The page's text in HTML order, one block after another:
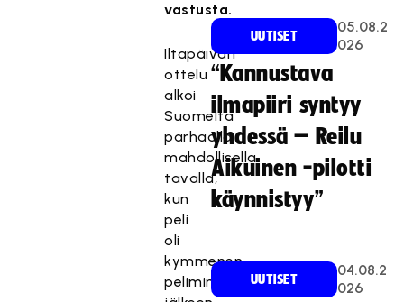
vastusta.
Iltapäivän
ottelu
alkoi
Suomelta
parhaalla
mahdollisella
tavalla,
kun
peli
oli
kymmenen
peliminuutin
UUTISET
05.08.2
026
“Kannustava
ilmapiiri syntyy
yhdessä – Reilu
Aikuinen -pilotti
käynnistyy”
UUTISET
04.08.2
026